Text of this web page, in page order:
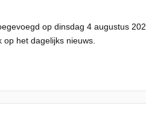
op dinsdag 4 augustus
het dagelijks nieuws.